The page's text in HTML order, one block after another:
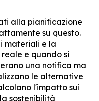
alla pianificazione
su questo.
materiali e la
e quando si
una notifica ma
le alternative
l'impatto sui
sostenibilità